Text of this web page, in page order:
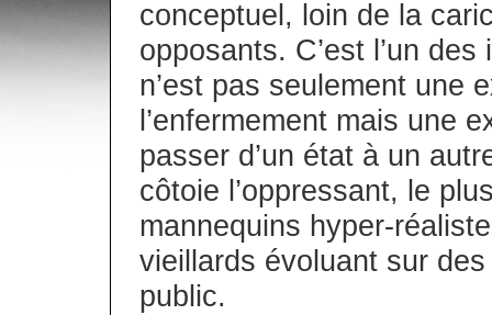
conceptuel, loin de la
opposants. C’est l’un
n’est pas seulement une
l’enfermement mais une
passer d’un état à un
côtoie l’oppressant, le
mannequins hyper-
vieillards évoluant sur
public.